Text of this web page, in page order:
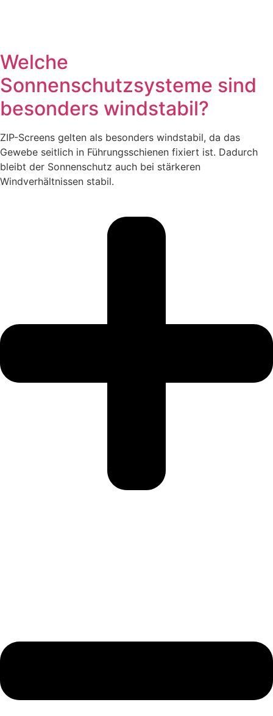
Welche
Sonnenschutzsysteme sind
besonders windstabil?
ZIP-Screens gelten als besonders windstabil, da das
Gewebe seitlich in Führungsschienen fixiert ist. Dadurch
bleibt der Sonnenschutz auch bei stärkeren
Windverhältnissen stabil.